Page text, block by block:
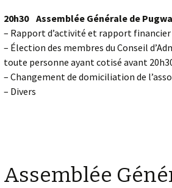
20h30 Assemblée Générale de
– Rapport d’activité et rapport financier
– Élection des membres du Conseil
toute personne ayant cotisé avant
– Changement de domiciliation de
– Divers
Assemblée